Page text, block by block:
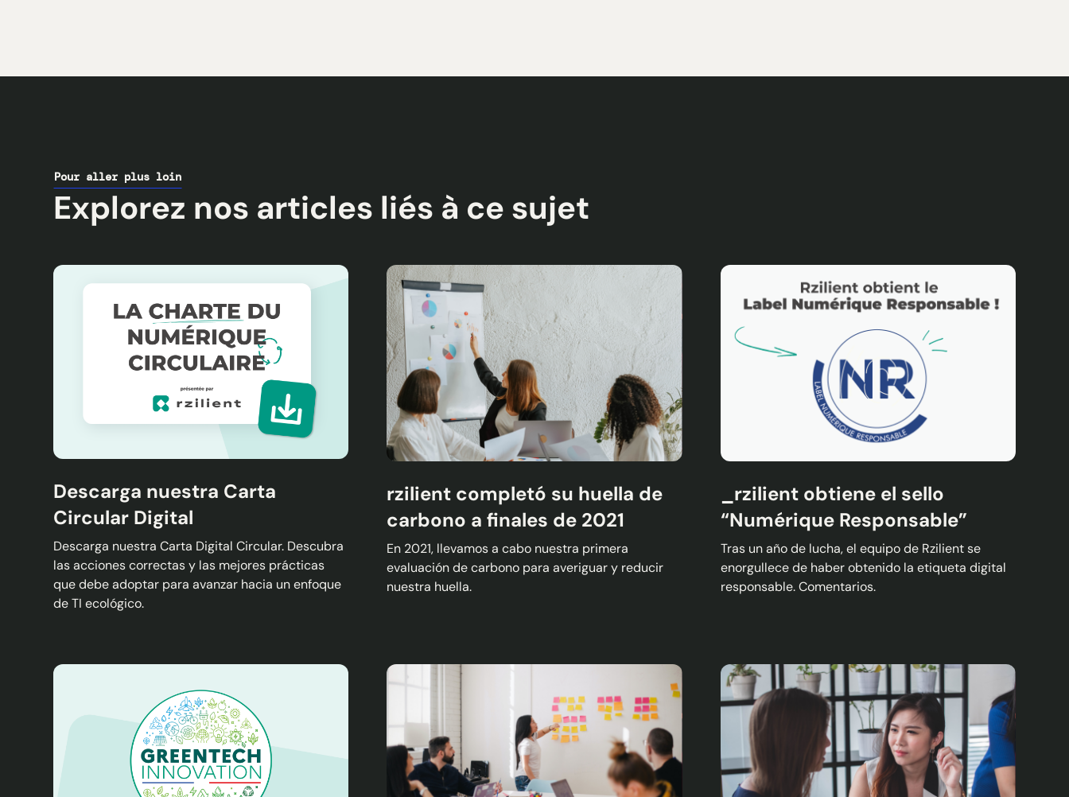
Pour aller plus loin
Explorez nos articles liés à ce sujet
Descarga nuestra Carta
Circular Digital
Descarga nuestra Carta Digital Circular. Descubra
las acciones correctas y las mejores prácticas
que debe adoptar para avanzar hacia un enfoque
de TI ecológico.
rzilient completó su huella de
carbono a finales de 2021
En 2021, llevamos a cabo nuestra primera
evaluación de carbono para averiguar y reducir
nuestra huella.
_rzilient obtiene el sello
“Numérique Responsable”
Tras un año de lucha, el equipo de Rzilient se
enorgullece de haber obtenido la etiqueta digital
responsable. Comentarios.